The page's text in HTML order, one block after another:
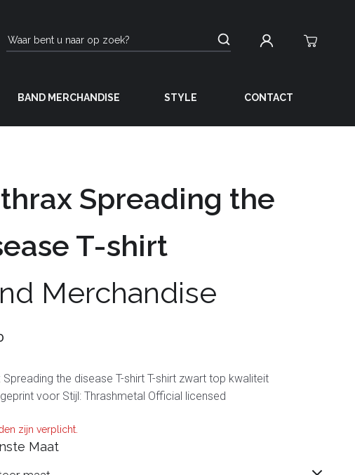
BAND MERCHANDISE STYLE CONTACT
Spreading the
T-shirt
Merchandise
Spreading the disease T-shirt T-shirt zwart top kwaliteit
voor Stijl: Thrashmetal Official licensed
zijn verplicht.
Maat